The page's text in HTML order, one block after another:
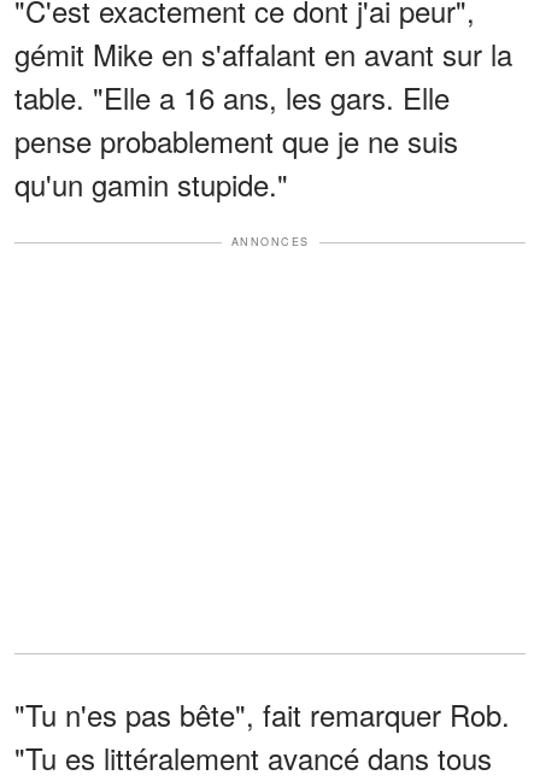
"C'est exactement ce dont j'ai peur",
gémit Mike en s'affalant en avant sur la
table. "Elle a 16 ans, les gars. Elle
pense probablement que je ne suis
qu'un gamin stupide."
ANNONCES
"Tu n'es pas bête", fait remarquer Rob.
"Tu es littéralement avancé dans tous